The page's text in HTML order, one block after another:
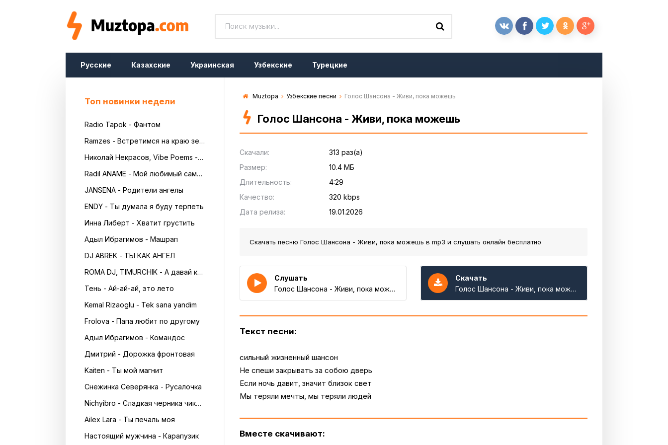
Русские Казахские Украинская Узбекские Турецкие
Топ новинки недели
Radio Tapok - Фантом
Ramzes - Встретимся на краю земли
Николай Некрасов, Vibe Poems - Русь
Radil ANAME - Мой любимый самый красивый
JANSENA - Родители ангелы
ENDY - Ты думала я буду терпеть
Инна Либерт - Хватит грустить
Адыл Ибрагимов - Машрап
DJ ABREK - ТЫ КАК АНГЕЛ
ROMA DJ, TIMURCHIK - А давай кружитись в танці
Тень - Ай-ай-ай, это лето
Kemal Rizaoglu - Tek sana yandim
Frolova - Папа любит по другому
Адыл Ибрагимов - Командос
Дмитрий - Дорожка фронтовая
Kaiten - Ты мой магнит
Снежинка Северянка - Русалочка
Nichyibro - Сладкая черника чика чика
Ailex Lara - Ты печаль моя
Настоящий мужчина - Карапузик
Muztopa Узбекские песни Голос Шансона - Живи, пока можешь
Голос Шансона - Живи, пока можешь
Скачали:
313 раз(а)
Размер:
10.4 МБ
Длительность:
4:29
Качество:
320 kbps
Дата релиза:
19.01.2026
Скачать песню Голос Шансона - Живи, пока можешь в mp3 и слушать онлайн бесплатно
Слушать
Голос Шансона - Живи, пока можешь
Скачать
Голос Шансона - Живи, пока можешь
Текст песни:
сильный жизненный шансон
Не спеши закрывать за собою дверь
Если ночь давит, значит близок свет
Мы теряли мечты, мы теряли людей
Вместе скачивают: